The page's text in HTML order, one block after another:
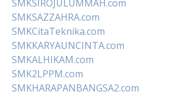
SMKSIROJULUMMAH.com
SMKSAZZAHRA.com
SMKCitaTeknika.com
SMKKARYAUNCINTA.com
SMKALHIKAM.com
SMK2LPPM.com
SMKHARAPANBANGSA2.com